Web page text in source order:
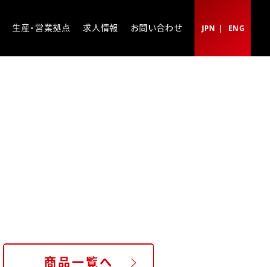
生産・営業拠点 求人情報 お問い合わせ JPN ENG
商品一覧へ